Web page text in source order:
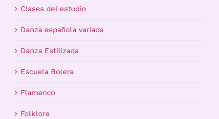
Carrito
Clases del estudio
Danza española variada
Danza Estilizada
Escuela Bolera
Flamenco
Folklore